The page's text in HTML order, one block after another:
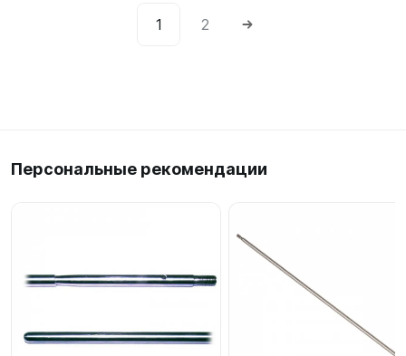
1 2
Персональные рекомендации